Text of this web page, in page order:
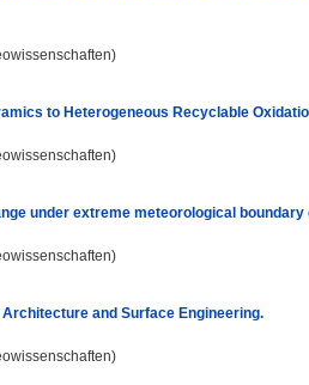
to Heterogeneous Recyclable
under extreme meteorological boundary
and Surface Engineering.